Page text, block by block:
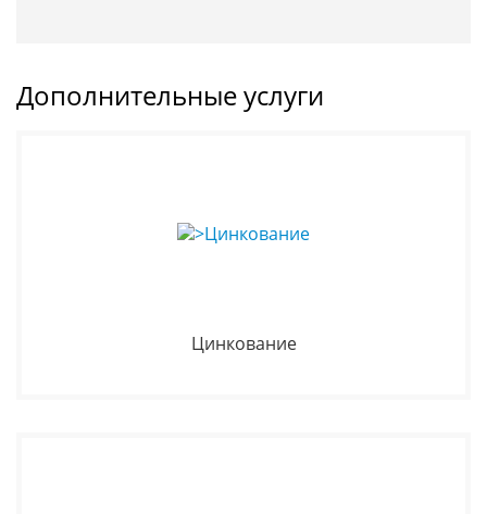
Дополнительные услуги
Цинкование